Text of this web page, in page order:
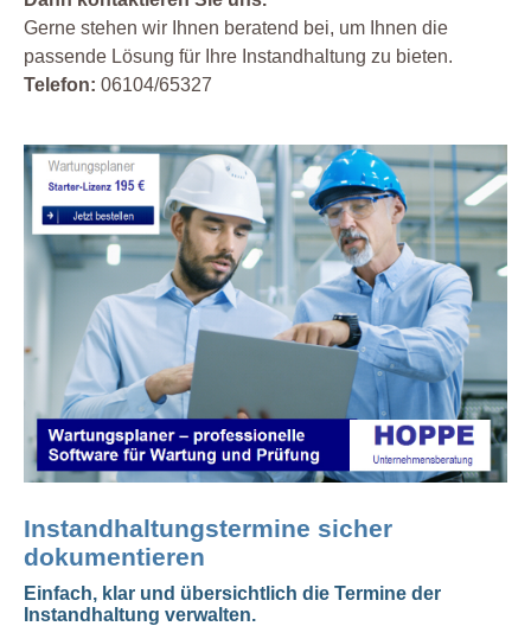
Gerne stehen wir Ihnen beratend bei, um Ihnen die
passende Lösung für Ihre Instandhaltung zu bieten.
Telefon: 06104/65327
Instandhaltungstermine sicher
dokumentieren
Einfach, klar und übersichtlich die Termine der
Instandhaltung verwalten.